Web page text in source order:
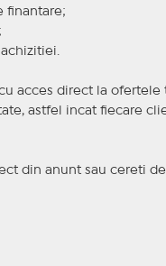
finantare;
acces direct la
astfel incat fiecare
din anunt sau cereti